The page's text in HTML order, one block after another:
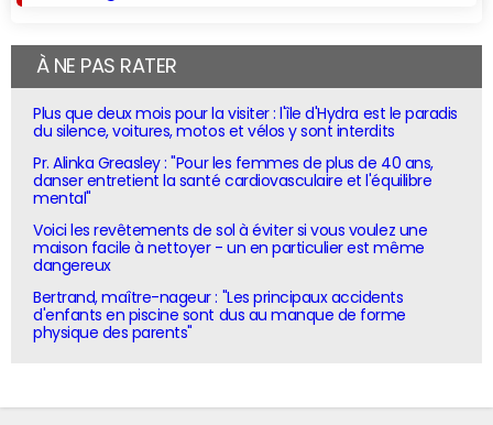
À NE PAS RATER
Plus que deux mois pour la visiter : l'île d'Hydra est le paradis
du silence, voitures, motos et vélos y sont interdits
Pr. Alinka Greasley : "Pour les femmes de plus de 40 ans,
danser entretient la santé cardiovasculaire et l'équilibre
mental"
Voici les revêtements de sol à éviter si vous voulez une
maison facile à nettoyer - un en particulier est même
dangereux
Bertrand, maître-nageur : "Les principaux accidents
d'enfants en piscine sont dus au manque de forme
physique des parents"